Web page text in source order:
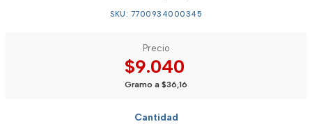
SKU: 7700934000345
Precio
$9.040
Gramo a $36,16
Cantidad